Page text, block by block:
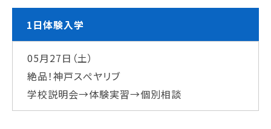
指定校推薦入試
一般入試
学校案内
学校法人 育成学園の歩み
理事長メッセージ
1日体験入学
05月27日（土）
絶品！神戸スぺヤリブ
学校説明会→体験実習→個別相談